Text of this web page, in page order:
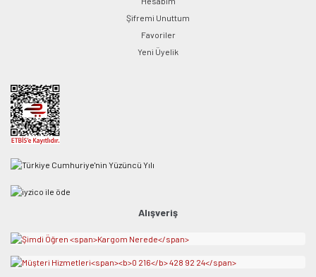
Şifremi Unuttum
Favoriler
Yeni Üyelik
Alışveriş